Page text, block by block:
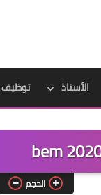
الأستاذ توظيف
الحجم